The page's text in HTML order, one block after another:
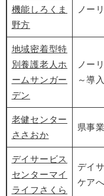
機能しろくま
野方
ノー
地域密着型特
別養護老人ホ
ームサンガー
デン
ノー
～導
老健センター
ささおか
県事
デイサービス
センターマイ
ライフさくら
デイ
ケア